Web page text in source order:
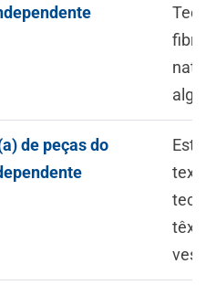
de peças do